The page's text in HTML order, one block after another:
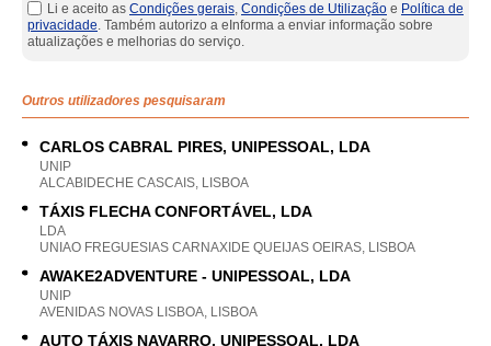
Li e aceito as Condições gerais, Condições de Utilização e Política de
privacidade. Também autorizo a eInforma a enviar informação sobre
atualizações e melhorias do serviço.
Outros utilizadores pesquisaram
CARLOS CABRAL PIRES, UNIPESSOAL, LDA
UNIP
ALCABIDECHE CASCAIS, LISBOA
TÁXIS FLECHA CONFORTÁVEL, LDA
LDA
UNIAO FREGUESIAS CARNAXIDE QUEIJAS OEIRAS, LISBOA
AWAKE2ADVENTURE - UNIPESSOAL, LDA
UNIP
AVENIDAS NOVAS LISBOA, LISBOA
AUTO TÁXIS NAVARRO, UNIPESSOAL, LDA